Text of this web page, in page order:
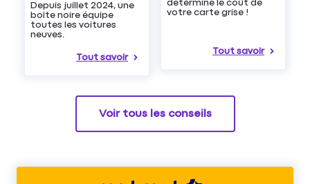
Depuis juillet 2024, une
boîte noire équipe
toutes les voitures
neuves.
Tout savoir
determiné le coût de
votre carte grise !
Tout savoir
Voir tous les conseils